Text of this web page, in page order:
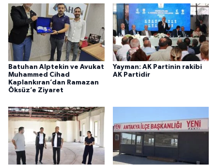
Batuhan Alptekin ve Avukat
Muhammed Cihad
Kaplankıran’dan Ramazan
Öksüz’e Ziyaret
Yayman: AK Partinin rakibi
AK Partidir